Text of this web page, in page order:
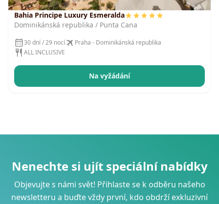
Bahia Principe Luxury Esmeralda
Dominikánská republika / Punta Cana
30 dní / 29 nocí
Praha - Dominikánská republika
ALL INCLUSIVE
Na vyžádání
Nenechte si ujít speciální nabídky
Objevujte s námi svět! Přihlaste se k odběru našeho
newsletteru a buďte vždy první, kdo obdrží exkluzivní